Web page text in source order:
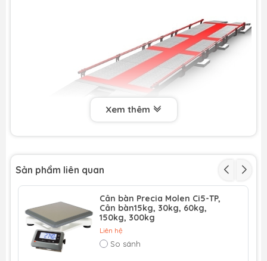
Cân bằng thép dễ di động (địa điểm làm việc di
động, lắp đặt tạm thời)
Cân bê tông được đúc tại nhà máy có thể được vận
chuyển bằng container và được lắp đặt tại công
trường một cách dễ dàng và nhanh chóng
Cân bê tông được đổ bê tông tại công trường
Xem thêm
Sản phẩm liên quan
Cân bàn Precia Molen Ci5-TP,
Cân bàn15kg, 30kg, 60kg,
150kg, 300kg
Liên hệ
So sánh